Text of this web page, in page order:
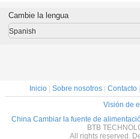
350W 360W
400W 500W
alimentación de
litecoin
Cambie la lengua
Spanish
Inicio| Sobre nosotros| Contacto|
Visión de
China Cambiar la fuente de
BTB
All rights reserved.